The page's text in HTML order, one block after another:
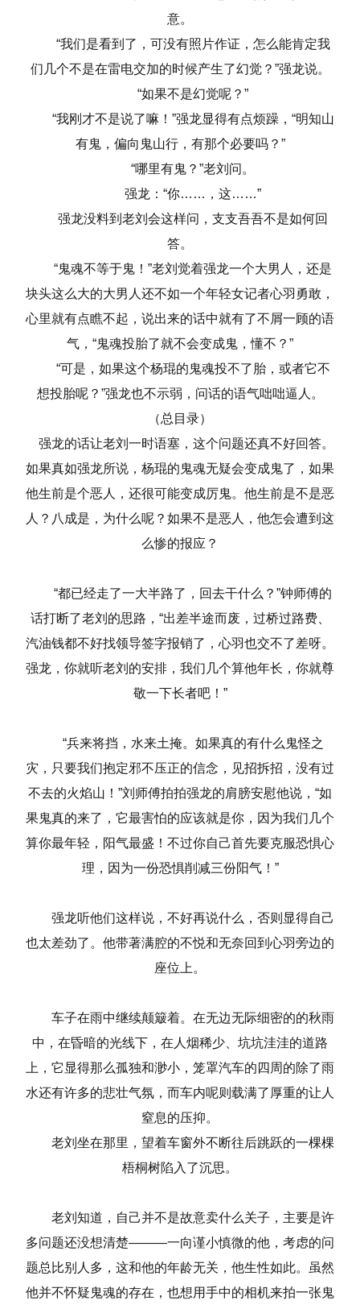
意。
“我们是看到了，可没有照片作证，怎么能肯定我
们几个不是在雷电交加的时候产生了幻觉？”强龙说。
“如果不是幻觉呢？”
“我刚才不是说了嘛！”强龙显得有点烦躁，“明知山
有鬼，偏向鬼山行，有那个必要吗？”
“哪里有鬼？”老刘问。
强龙：“你……，这……”
强龙没料到老刘会这样问，支支吾吾不是如何回
答。
“鬼魂不等于鬼！”老刘觉着强龙一个大男人，还是
块头这么大的大男人还不如一个年轻女记者心羽勇敢，
心里就有点瞧不起，说出来的话中就有了不屑一顾的语
气，“鬼魂投胎了就不会变成鬼，懂不？”
“可是，如果这个杨琨的鬼魂投不了胎，或者它不
想投胎呢？”强龙也不示弱，问话的语气咄咄逼人。
（总目录）
强龙的话让老刘一时语塞，这个问题还真不好回答。
如果真如强龙所说，杨琨的鬼魂无疑会变成鬼了，如果
他生前是个恶人，还很可能变成厉鬼。他生前是不是恶
人？八成是，为什么呢？如果不是恶人，他怎会遭到这
么惨的报应？
“都已经走了一大半路了，回去干什么？”钟师傅的
话打断了老刘的思路，“出差半途而废，过桥过路费、
汽油钱都不好找领导签字报销了，心羽也交不了差呀。
强龙，你就听老刘的安排，我们几个算他年长，你就尊
敬一下长者吧！”
“兵来将挡，水来土掩。如果真的有什么鬼怪之
灾，只要我们抱定邪不压正的信念，见招拆招，没有过
不去的火焰山！”刘师傅拍拍强龙的肩膀安慰他说，“如
果鬼真的来了，它最害怕的应该就是你，因为我们几个
算你最年轻，阳气最盛！不过你自己首先要克服恐惧心
理，因为一份恐惧削减三份阳气！”
强龙听他们这样说，不好再说什么，否则显得自己
也太差劲了。他带著满腔的不悦和无奈回到心羽旁边的
座位上。
车子在雨中继续颠簸着。在无边无际细密的的秋雨
中，在昏暗的光线下，在人烟稀少、坑坑洼洼的道路
上，它显得那么孤独和渺小，笼罩汽车的四周的除了雨
水还有许多的悲壮气氛，而车内呢则载满了厚重的让人
窒息的压抑。
老刘坐在那里，望着车窗外不断往后跳跃的一棵棵
梧桐树陷入了沉思。
老刘知道，自己并不是故意卖什么关子，主要是许
多问题还没想清楚———一向谨小慎微的他，考虑的问
题总比别人多，这和他的年龄无关，他生性如此。虽然
他并不怀疑鬼魂的存在，也想用手中的相机来拍一张鬼